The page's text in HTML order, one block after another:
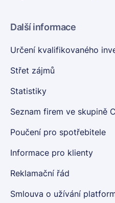
Další informace
Určení kvalifikovaného
Střet zájmů
Statistiky
Seznam firem ve skupině
Poučení pro spotřebitele
Informace pro klienty
Reklamační řád
Smlouva o užívání